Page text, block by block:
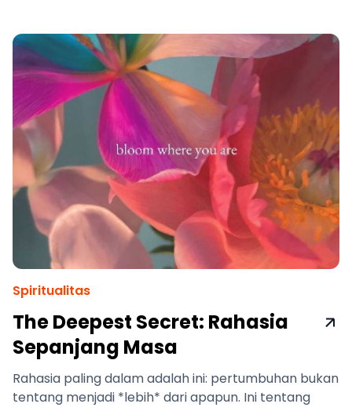
Spiritualitas
The Deepest Secret: Rahasia
Sepanjang Masa
Rahasia paling dalam adalah ini: pertumbuhan bukan
tentang menjadi *lebih* dari apapun. Ini tentang